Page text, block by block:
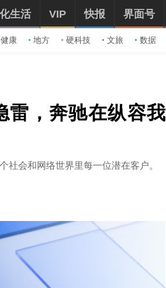
健康 地方 硬科技 文旅 数据
生活 VIP 快报 界面号
雷，奔驰在纵容我
社会和网络世界里每一位潜在客户。